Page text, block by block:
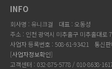
INFO
회사명 : 유니크걸
대표 : 오동성
주소 : 인천 광역시 미추홀구 미추홀대로
사업자 등록번호 : 508-61-93421
통신
[사업자정보확인]
고객센터 : 032-875-5778 / 010-8638-